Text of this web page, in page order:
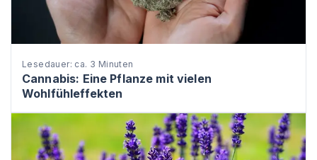
Lesedauer: ca. 3 Minuten
Cannabis: Eine Pflanze mit vielen
Wohlfühleffekten